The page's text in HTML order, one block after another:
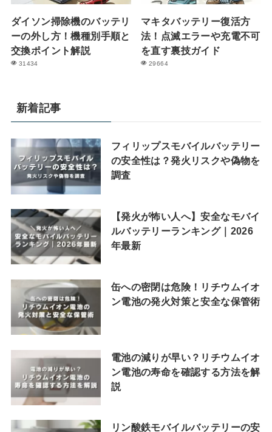
ダイソン掃除機のバッテリ
ーの外し方！機種別手順と
交換ポイント解説
31434
マキタバッテリー復活方
法！点滅エラーや充電不可
を直す裏技ガイド
29664
新着記事
フィリップスモバイルバッテリー
の安全性は？発火リスクや偽物を
調査
【発火が怖い人へ】安全なモバイ
ルバッテリーランキング｜2026
年最新
缶への密閉は危険！リチウムイオ
ン電池の発火対策と安全な保管術
電池の減りが早い？リチウムイオ
ン電池の寿命を確認する方法を解
説
リン酸鉄モバイルバッテリーの安